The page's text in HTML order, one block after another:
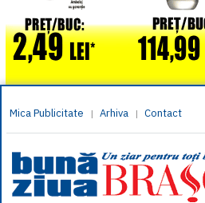
Mica Publicitate | Arhiva | Contact